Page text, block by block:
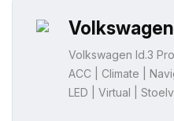
Volkswagen Id.3
ACC | Climate |
LED | Virtual |